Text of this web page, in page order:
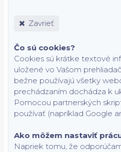
Zavrieť
Čo sú cookies?
Cookies sú krátke textové
uložené vo Vašom
bežne používajú všetky
prechádzaním dochádza k
Pomocou partnerských
používať (napríklad Google
Ako môžem nastaviť
Napriek tomu, že